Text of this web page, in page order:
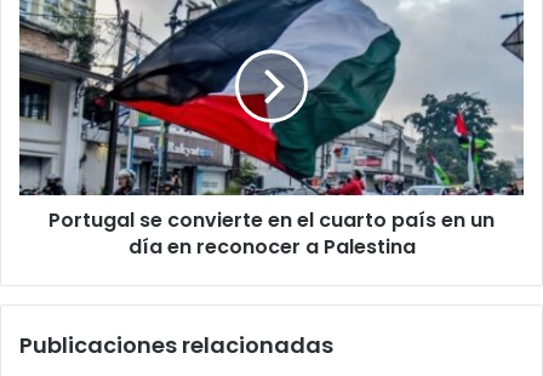
se
convierte
en
el
cuarto
país
en
un
Portugal se convierte en el cuarto país en un
día en reconocer a Palestina
Publicaciones relacionadas